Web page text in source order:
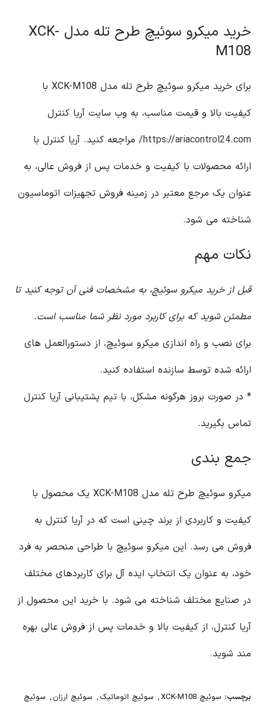
خرید میکرو سوئیچ طرح تله مدل XCK-
M108
برای خرید میکرو سوئیچ طرح تله مدل XCK-M108 با
کیفیت بالا و قیمت مناسب، به وب سایت آریا کنترل
https://ariacontrol24.com/ مراجعه کنید. آریا کنترل با
ارائه محصولات با کیفیت و خدمات پس از فروش عالی، به
عنوان یک مرجع معتبر در زمینه فروش تجهیزات اتوماسیون
شناخته می شود.
نکات مهم
قبل از خرید میکرو سوئیچ، به مشخصات فنی آن توجه کنید تا
مطمئن شوید که برای کاربرد مورد نظر شما مناسب است.
برای نصب و راه اندازی میکرو سوئیچ، از دستورالعمل های
ارائه شده توسط سازنده استفاده کنید.
* در صورت بروز هرگونه مشکل، با تیم پشتیبانی آریا کنترل
تماس بگیرید.
جمع بندی
میکرو سوئیچ طرح تله مدل XCK-M108 یک محصول با
کیفیت و کاربردی از برند چینی است که در آریا کنترل به
فروش می رسد. این میکرو سوئیچ با طراحی منحصر به فرد
خود، به عنوان یک انتخاب ایده آل برای کاربردهای مختلف
در صنایع مختلف شناخته می شود. با خرید این محصول از
آریا کنترل، از کیفیت بالا و خدمات پس از فروش عالی بهره
مند شوید.
برچسب: سوئیچ XCK-M108 , سوئیچ اتوماتیک , سوئیچ ارزان , سوئیچ